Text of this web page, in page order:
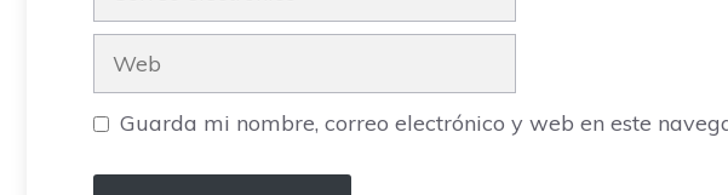
electrónico
Web
Guarda mi nombre, correo electrónico y web en este